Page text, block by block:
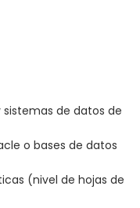
de datos de
o bases de datos
(nivel de hojas de